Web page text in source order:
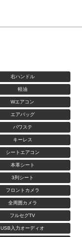
右ハンドル
軽油
Wエアコン
エアバッグ
パワステ
キーレス
シートエアコン
本革シート
3列シート
フロントカメラ
全周囲カメラ
フルセグTV
USB入力オーディオ